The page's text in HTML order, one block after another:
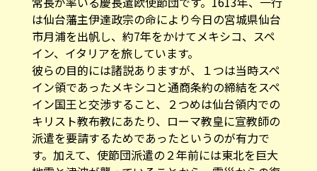
は仙台藩主伊達政宗の命により今日の宮城県仙台
市月浦を出帆し、約7年をかけてメキシコ、スペ
イン、イタリアを旅しています。
彼らの目的には諸説ありますが、１つは当時スペ
イン領であったメキシコと通商条約の締結をスペ
イン国王と交渉すること、２つめは仙台領内での
キリスト教布教にあたり、ローマ教皇に宣教師の
派遣を要請するためであったというのが有力で
す。加えて、使節団派遣の２年前には東北を巨大